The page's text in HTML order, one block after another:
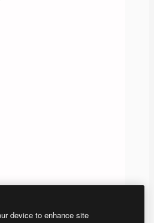
device to enhance site